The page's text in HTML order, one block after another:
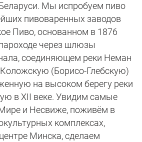
Мы испробуем пиво
пивоваренных заводов
Пиво, основанном в 1876
через шлюзы
соединяющем реки Неман
(Борисо-Глебскую)
на высоком берегу реки
в XII веке. Увидим самые
и Несвиже, поживём в
комплексах,
Минска, сделаем